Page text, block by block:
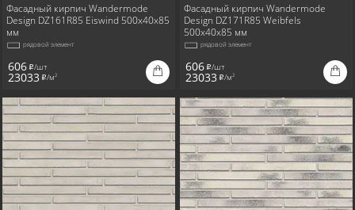
Фасадный кирпич Wandermode
Design DZ161R85 Eiswind 500x40x85
мм
рядовой элемент
606 i/шт
23033 i/м2
Фасадный кирпич Wandermode
Design DZ171R85 Weibfels
500x40x85 мм
рядовой элемент
606 i/шт
23033 i/м2